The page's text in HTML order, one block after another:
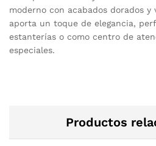
moderno con acabados dorados
aporta un toque de elegancia,
estanterías o como centro de
especiales.
Productos